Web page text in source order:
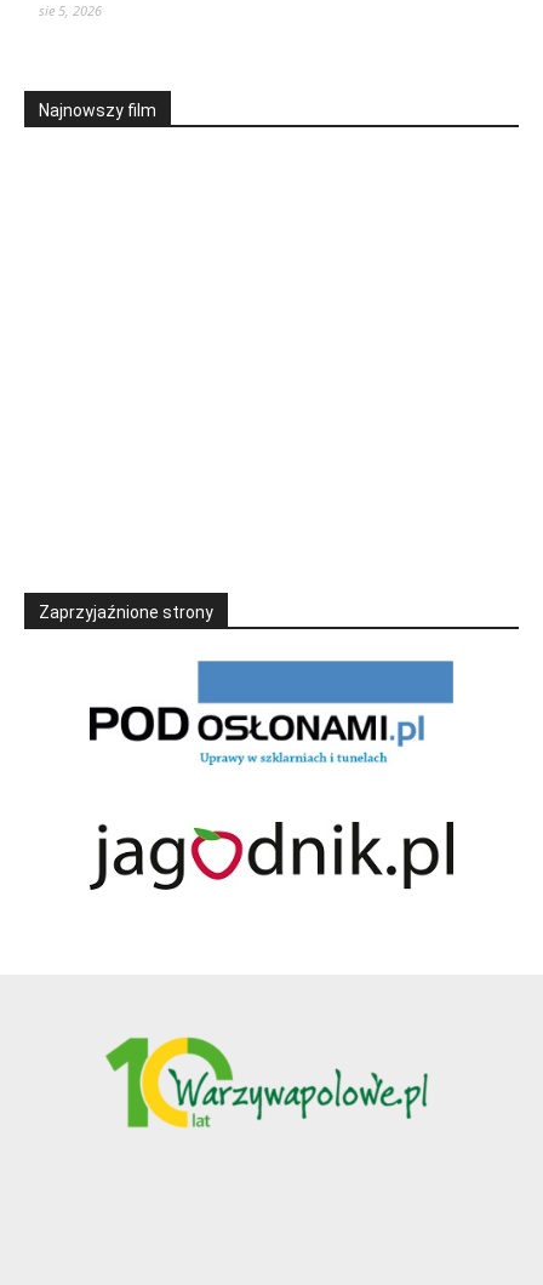
sie 5, 2026
Najnowszy film
Zaprzyjaźnione strony